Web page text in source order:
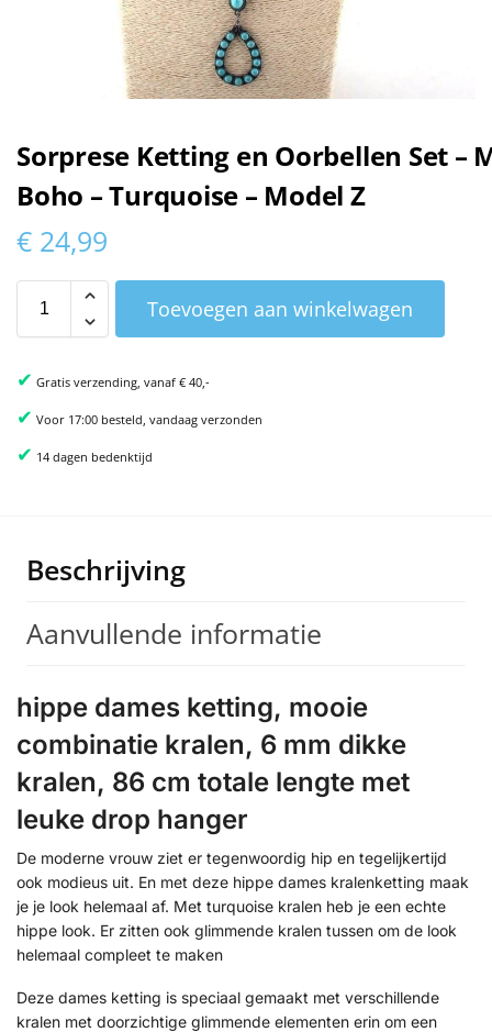
Sorprese Ketting en Oorbellen Set –
Boho – Turquoise – Model Z
€ 24,99
Toevoegen aan winkelwagen
✔ Gratis verzending, vanaf € 40,-
✔ Voor 17:00 besteld, vandaag verzonden
✔ 14 dagen bedenktijd
Beschrijving
Aanvullende informatie
hippe dames ketting, mooie
combinatie kralen, 6 mm dikke
kralen, 86 cm totale lengte met
leuke drop hanger
De moderne vrouw ziet er tegenwoordig hip en tegelijkertijd
ook modieus uit. En met deze hippe dames kralenketting maak
je je look helemaal af. Met turquoise kralen heb je een echte
hippe look. Er zitten ook glimmende kralen tussen om de look
helemaal compleet te maken
Deze dames ketting is speciaal gemaakt met verschillende
kralen met doorzichtige glimmende elementen erin om een